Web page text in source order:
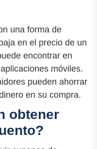
una forma de
en el precio de un
encontrar en
móviles.
pueden ahorrar
en su compra.
obtener